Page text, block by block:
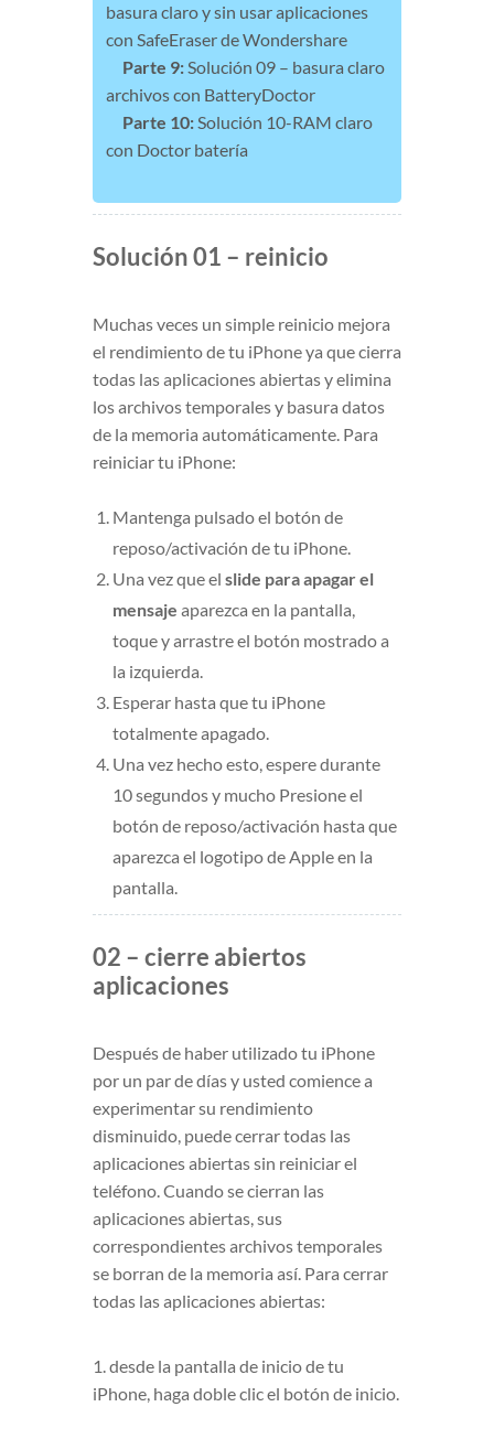
basura claro y sin usar aplicaciones
con SafeEraser de Wondershare
Parte 9:Solución 09 – basura claro
archivos con BatteryDoctor
Parte 10:Solución 10-RAM claro
con Doctor batería
Solución 01 – reinicio
Muchas veces un simple reinicio mejora
el rendimiento de tu iPhone ya que cierra
todas las aplicaciones abiertas y elimina
los archivos temporales y basura datos
de la memoria automáticamente. Para
reiniciar tu iPhone:
Mantenga pulsado el botón de
reposo/activación de tu iPhone.
Una vez que el slide para apagar el
mensaje aparezca en la pantalla,
toque y arrastre el botón mostrado a
la izquierda.
Esperar hasta que tu iPhone
totalmente apagado.
Una vez hecho esto, espere durante
10 segundos y mucho Presione el
botón de reposo/activación hasta que
aparezca el logotipo de Apple en la
pantalla.
02 – cierre abiertos
aplicaciones
Después de haber utilizado tu iPhone
por un par de días y usted comience a
experimentar su rendimiento
disminuido, puede cerrar todas las
aplicaciones abiertas sin reiniciar el
teléfono. Cuando se cierran las
aplicaciones abiertas, sus
correspondientes archivos temporales
se borran de la memoria así. Para cerrar
todas las aplicaciones abiertas:
1. desde la pantalla de inicio de tu
iPhone, haga doble clic el botón de inicio.